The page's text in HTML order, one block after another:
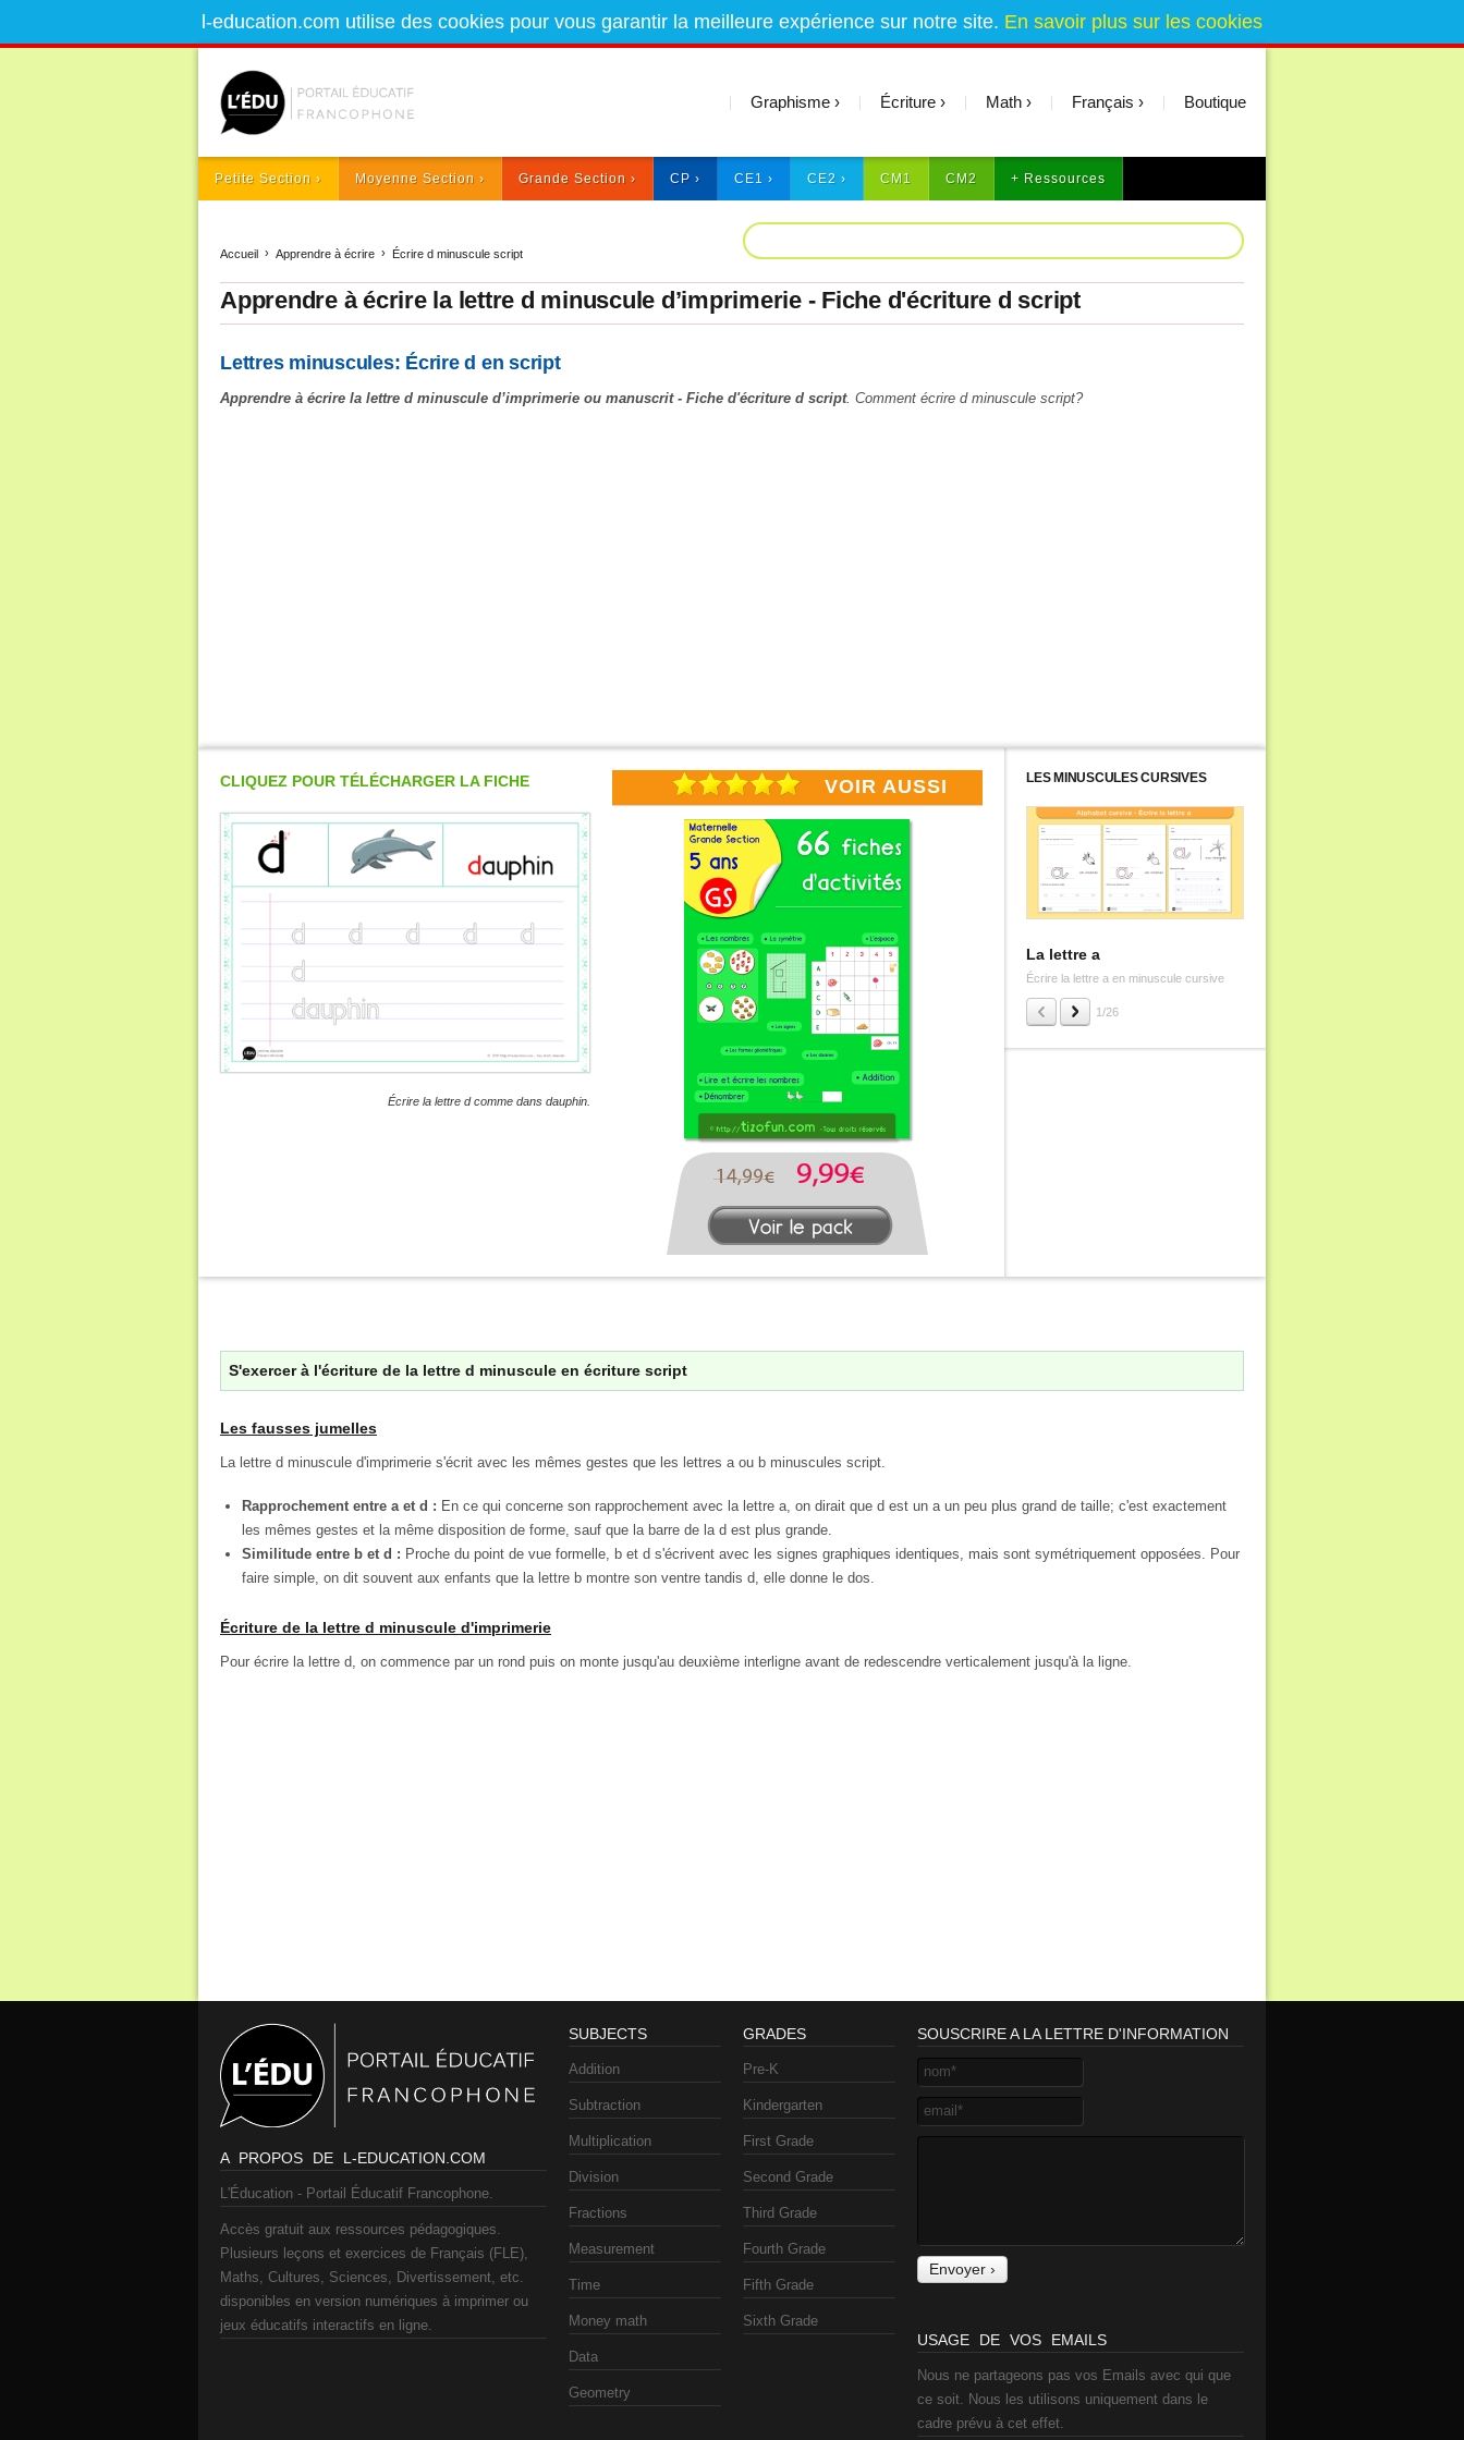
l-education.com utilise des cookies pour vous garantir la meilleure expérience sur notre site. En savoir plus sur les cookies
Graphisme Écriture Math Français Boutique
Petite Section Moyenne Section Grande Section CP CE1 CE2 CM1 CM2 + Ressources
Accueil Apprendre à écrire Écrire d minuscule script
Apprendre à écrire la lettre d minuscule d’imprimerie - Fiche d'écriture d script
Lettres minuscules: Écrire d en script
Apprendre à écrire la lettre d minuscule d’imprimerie ou manuscrit - Fiche d'écriture d script. Comment écrire d minuscule script?
CLIQUEZ POUR TÉLÉCHARGER LA FICHE
Écrire la lettre d comme dans dauphin.
VOIR AUSSI LES MINUSCULES CURSIVES
La lettre a
Écrire la lettre a en minuscule cursive
1/26
S'exercer à l'écriture de la lettre d minuscule en écriture script
Les fausses jumelles
La lettre d minuscule d'imprimerie s'écrit avec les mêmes gestes que les lettres a ou b minuscules script.
Rapprochement entre a et d : En ce qui concerne son rapprochement avec la lettre a, on dirait que d est un a un peu plus grand de taille; c'est exactement
les mêmes gestes et la même disposition de forme, sauf que la barre de la d est plus grande.
Similitude entre b et d : Proche du point de vue formelle, b et d s'écrivent avec les signes graphiques identiques, mais sont symétriquement opposées. Pour
faire simple, on dit souvent aux enfants que la lettre b montre son ventre tandis d, elle donne le dos.
Écriture de la lettre d minuscule d'imprimerie
Pour écrire la lettre d, on commence par un rond puis on monte jusqu'au deuxième interligne avant de redescendre verticalement jusqu'à la ligne.
A PROPOS DE L-EDUCATION.COM
L'Éducation - Portail Éducatif Francophone.
Accès gratuit aux ressources pédagogiques.
Plusieurs leçons et exercices de Français (FLE),
Maths, Cultures, Sciences, Divertissement, etc.
disponibles en version numériques à imprimer ou
jeux éducatifs interactifs en ligne.
SUBJECTS
Addition
Subtraction
Multiplication
Division
Fractions
Measurement
Time
Money math
Data
Geometry
GRADES
Pre-K
Kindergarten
First Grade
Second Grade
Third Grade
Fourth Grade
Fifth Grade
Sixth Grade
SOUSCRIRE A LA LETTRE D'INFORMATION
USAGE DE VOS EMAILS
Nous ne partageons pas vos Emails avec qui que
ce soit. Nous les utilisons uniquement dans le
cadre prévu à cet effet.